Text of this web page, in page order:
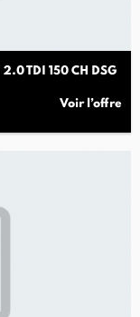
2.0 TDI 150 CH DSG
Voir l’offre